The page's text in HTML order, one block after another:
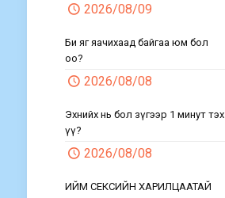
2026/08/09
Би яг яачихаад байгаа юм бол
оо?
2026/08/08
Эхнийх нь бол зүгээр 1 минут тэх
үү?
2026/08/08
ИЙМ СЕКСИЙН ХАРИЛЦААТАЙ